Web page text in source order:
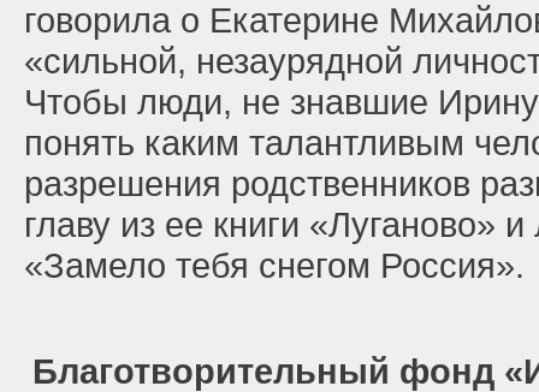
говорила о Екатерине
«сильной, незаурядной
Чтобы люди, не знавшие
понять каким талантливым
разрешения родственников
главу из ее книги «Луганово»
«Замело тебя снегом Россия».
Благотворительный фонд